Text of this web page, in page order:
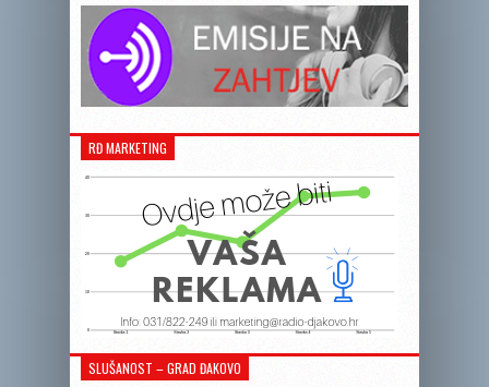
RĐ MARKETING
SLUŠANOST – GRAD ĐAKOVO